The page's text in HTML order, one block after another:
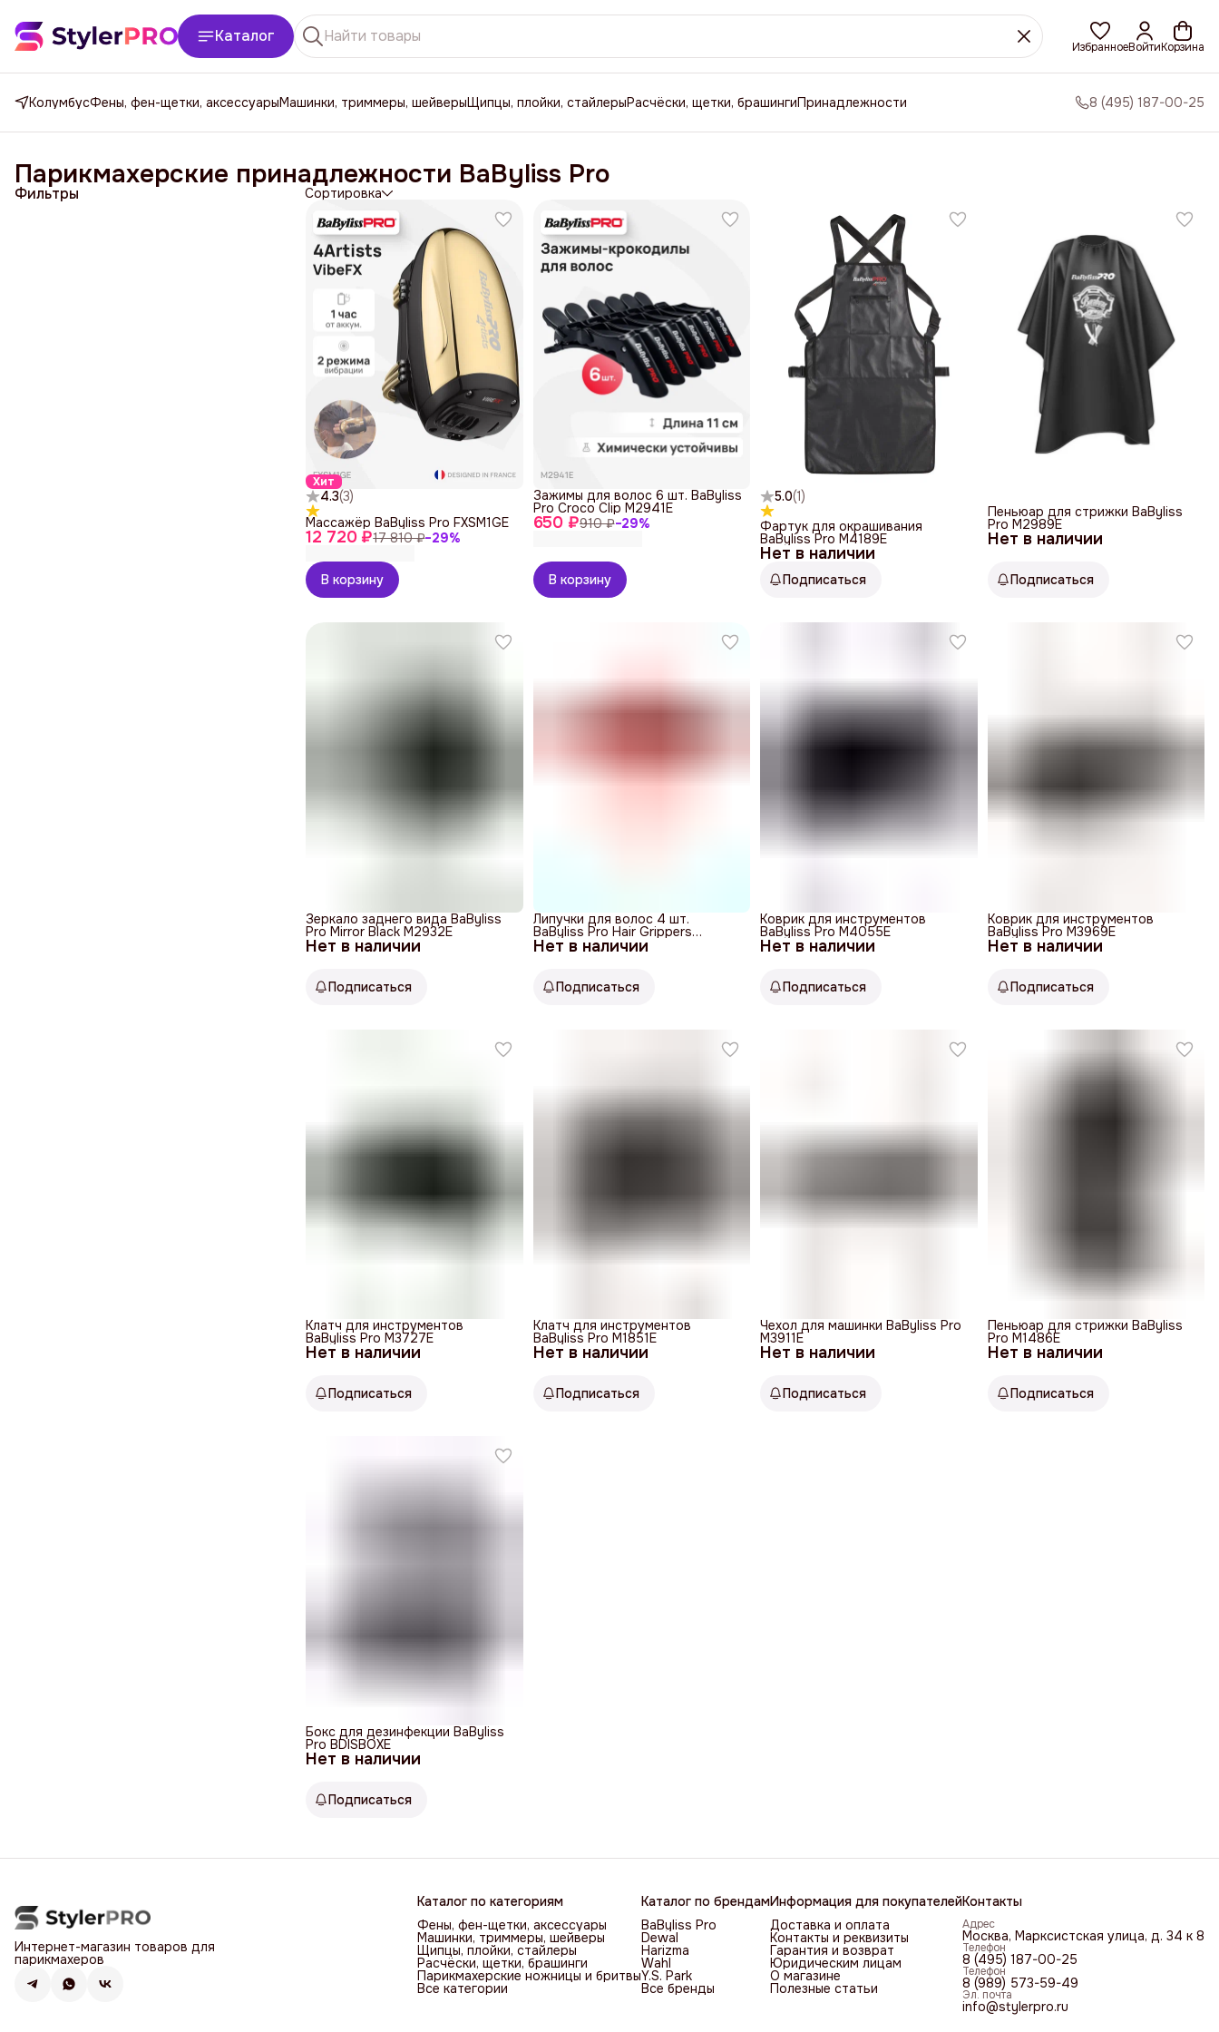
Каталог
ИзбранноеВойтиКорзина
КолумбусФены, фен-щетки, аксессуарыМашинки, триммеры, шейверыЩипцы, плойки, стайлерыРасчёски, щетки, брашингиПринадлежности 8 (495) 187-00-25
Парикмахерские принадлежности BaByliss Pro
Фильтры Сортировка
Хит
4.3(3)
12 720 ₽17 810 ₽−29%
Массажёр BaByliss Pro FXSM1GE
В корзину
650 ₽910 ₽−29%
Зажимы для волос 6 шт. BaByliss
Pro Croco Clip M2941E
В корзину
5.0(1)
Нет в наличии
Фартук для окрашивания
BaByliss Pro M4189E
Подписаться
Нет в наличии
Пеньюар для стрижки BaByliss
Pro M2989E
Подписаться
Нет в наличии
Зеркало заднего вида BaByliss
Pro Mirror Black M2932E
Подписаться
Нет в наличии
Липучки для волос 4 шт.
BaByliss Pro Hair Grippers
M3679E
Подписаться
Нет в наличии
Коврик для инструментов
BaByliss Pro M4055E
Подписаться
Нет в наличии
Коврик для инструментов
BaByliss Pro M3969E
Подписаться
Нет в наличии
Клатч для инструментов
BaByliss Pro M3727E
Подписаться
Нет в наличии
Клатч для инструментов
BaByliss Pro M1851E
Подписаться
Нет в наличии
Чехол для машинки BaByliss Pro
M3911E
Подписаться
Нет в наличии
Пеньюар для стрижки BaByliss
Pro M1486E
Подписаться
Нет в наличии
Бокс для дезинфекции BaByliss
Pro BDISBOXE
Подписаться
Интернет-магазин товаров для
парикмахеров
Каталог по категориям
Фены, фен-щетки, аксессуары
Машинки, триммеры, шейверы
Щипцы, плойки, стайлеры
Расчёски, щетки, брашинги
Парикмахерские ножницы и бритвы
Все категории
Каталог по брендам
BaByliss Pro
Dewal
Harizma
Wahl
Y.S. Park
Все бренды
Информация для покупателей
Доставка и оплата
Контакты и реквизиты
Гарантия и возврат
Юридическим лицам
О магазине
Полезные статьи
Контакты
Адрес
Москва, Марксистская улица, д. 34 к 8
Телефон
8 (495) 187-00-25
Телефон
8 (989) 573-59-49
Эл. почта
info@stylerpro.ru